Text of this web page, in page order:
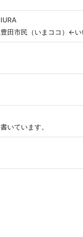
田市民（いまココ）←
いています。